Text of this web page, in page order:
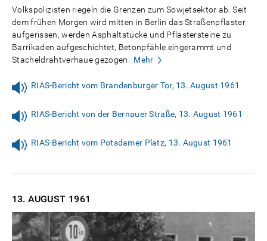
Volkspolizisten riegeln die Grenzen zum Sowjetsektor ab. Seit
dem frühen Morgen wird mitten in Berlin das Straßenpflaster
aufgerissen, werden Asphaltstücke und Pflastersteine zu
Barrikaden aufgeschichtet, Betonpfähle eingerammt und
Stacheldrahtverhaue gezogen.
Mehr
RIAS-Bericht vom Brandenburger Tor, 13. August 1961
RIAS-Bericht von der Bernauer Straße, 13. August 1961
RIAS-Bericht vom Potsdamer Platz, 13. August 1961
13. AUGUST 1961